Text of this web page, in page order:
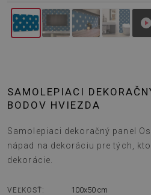
SAMOLEPIACI
BODOV HVIEZDA
Samolepiaci dekoračný panel
nápad na dekoráciu pre tých,
dekorácie.
VEĽKOSŤ: 100x50 cm